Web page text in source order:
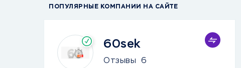
ПОПУЛЯРНЫЕ КОМПАНИИ НА САЙТЕ
60sek
Отзывы 6